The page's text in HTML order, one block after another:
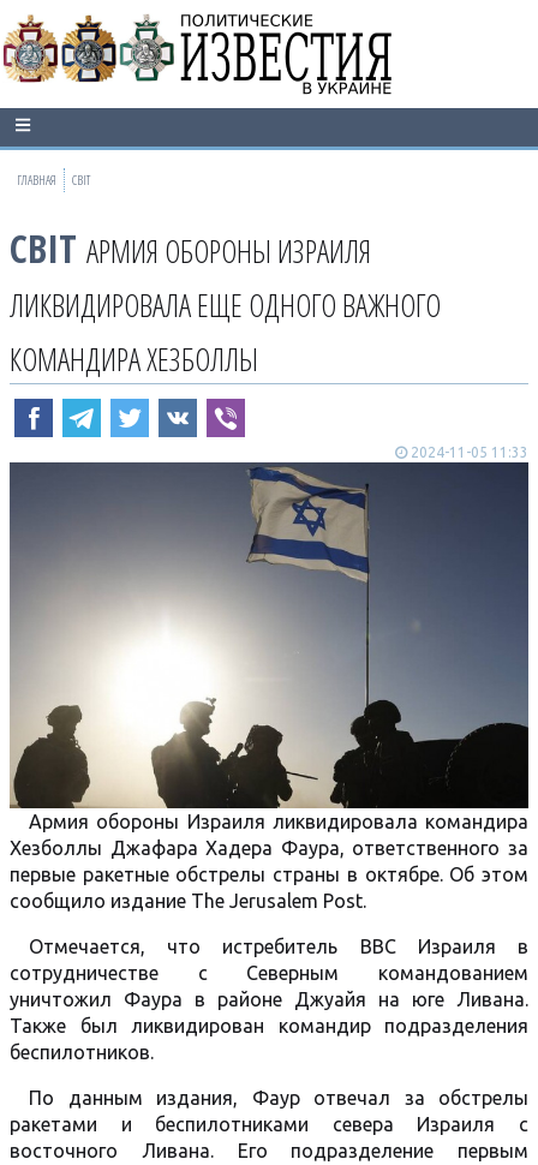
ГЛАВНАЯ СВІТ
СВІТ АРМИЯ ОБОРОНЫ ИЗРАИЛЯ
ЛИКВИДИРОВАЛА ЕЩЕ ОДНОГО ВАЖНОГО
КОМАНДИРА ХЕЗБОЛЛЫ
2024-11-05 11:33
Армия обороны Израиля ликвидировала командира
Хезболлы Джафара Хадера Фаура, ответственного за
первые ракетные обстрелы страны в октябре. Об этом
сообщило издание The Jerusalem Post.
Отмечается, что истребитель ВВС Израиля в
сотрудничестве с Северным командованием
уничтожил Фаура в районе Джуайя на юге Ливана.
Также был ликвидирован командир подразделения
беспилотников.
По данным издания, Фаур отвечал за обстрелы
ракетами и беспилотниками севера Израиля с
восточного Ливана. Его подразделение первым